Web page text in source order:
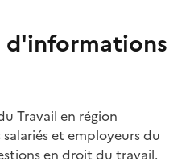
d'informations
Travail en région
et employeurs du
en droit du travail.